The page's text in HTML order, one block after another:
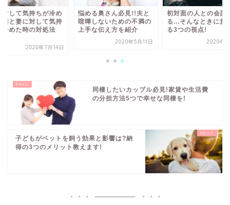
対して気持ちが冷め
因と妻に対して気持
冷めた時の対処法
2020年7月14日
悩める奥さん必見!!夫と
喧嘩しないための不満の
上手な伝え方を紹介
2020年5月11日
初対面の人との会話
る...そんなときに意
る3つの視点!
2020年3
同棲したいカップル必見!家賃や生活費
の分担方法5つで幸せな同棲を!
子どもがペットを飼う効果と影響は?納
得の3つのメリット教えます!